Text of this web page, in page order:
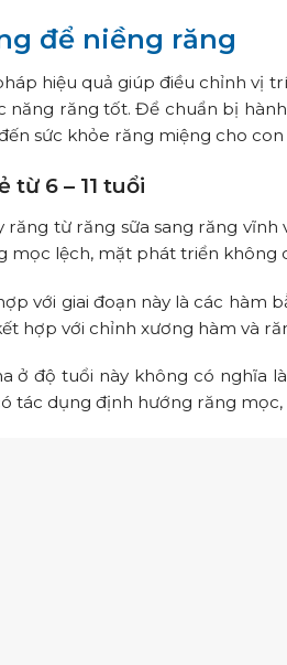
để niềng răng
hiệu quả giúp điều chỉnh vị
năng răng tốt. Để chuẩn bị
sức khỏe răng miệng cho
6 – 11 tuổi
răng từ răng sữa sang răng
mọc lệch, mặt phát triển không
với giai đoạn này là các hàm
hợp với chỉnh xương hàm và
ở độ tuổi này không có nghĩa
tác dụng định hướng răng